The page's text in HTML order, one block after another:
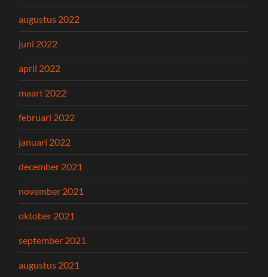
augustus 2022
juni 2022
april 2022
maart 2022
februari 2022
januari 2022
december 2021
november 2021
oktober 2021
september 2021
augustus 2021